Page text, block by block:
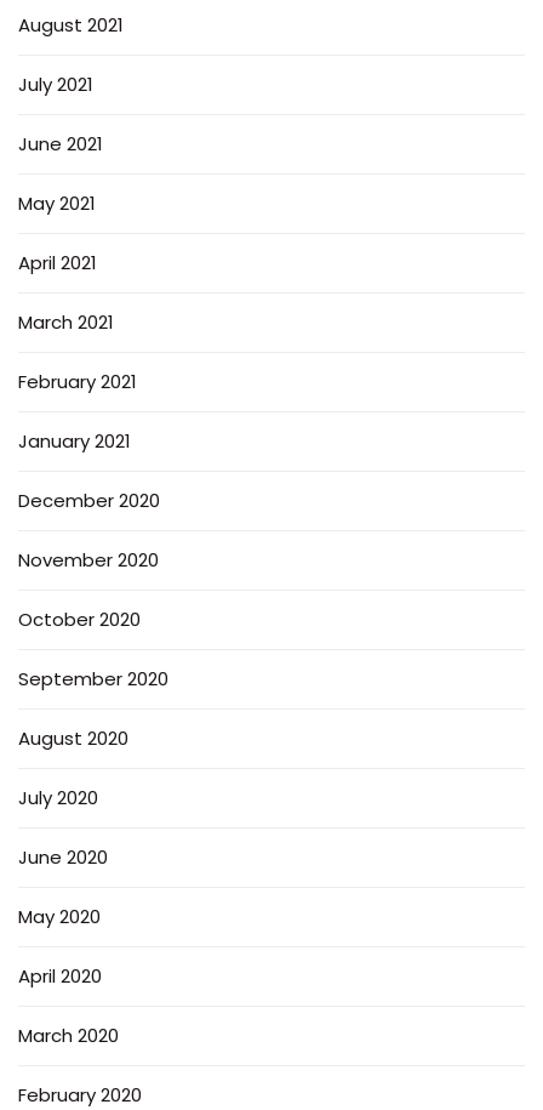
August 2021
July 2021
June 2021
May 2021
April 2021
March 2021
February 2021
January 2021
December 2020
November 2020
October 2020
September 2020
August 2020
July 2020
June 2020
May 2020
April 2020
March 2020
February 2020